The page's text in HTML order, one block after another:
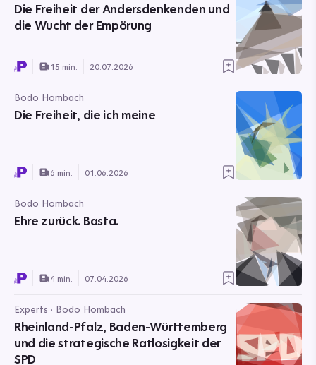
Die Freiheit der Andersdenkenden und
die Wucht der Empörung
15 min. 20.07.2026
Bodo Hombach
Die Freiheit, die ich meine
6 min. 01.06.2026
Bodo Hombach
Ehre zurück. Basta.
4 min. 07.04.2026
Experts · Bodo Hombach
Rheinland-Pfalz, Baden-Württemberg
und die strategische Ratlosigkeit der
SPD